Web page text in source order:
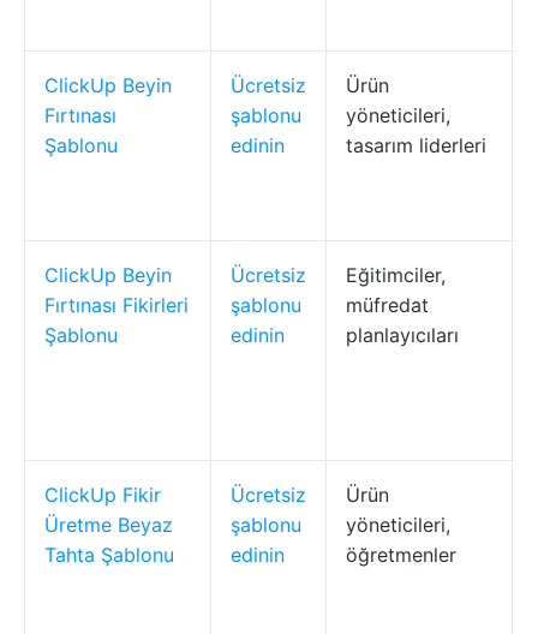
ClickUp Beyin
Fırtınası
Şablonu
Ücretsiz
şablonu
edinin
Ürün
yöneticileri,
tasarım liderleri
ClickUp Beyin
Fırtınası Fikirleri
Şablonu
Ücretsiz
şablonu
edinin
Eğitimciler,
müfredat
planlayıcıları
ClickUp Fikir
Üretme Beyaz
Tahta Şablonu
Ücretsiz
şablonu
edinin
Ürün
yöneticileri,
öğretmenler